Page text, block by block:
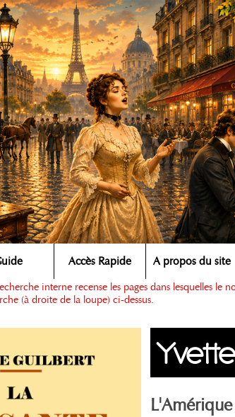
Accès Rapide A propos du site
interne recense les pages dans lesquelles
(à droite de la loupe) ci-dessus.
L'Amérique